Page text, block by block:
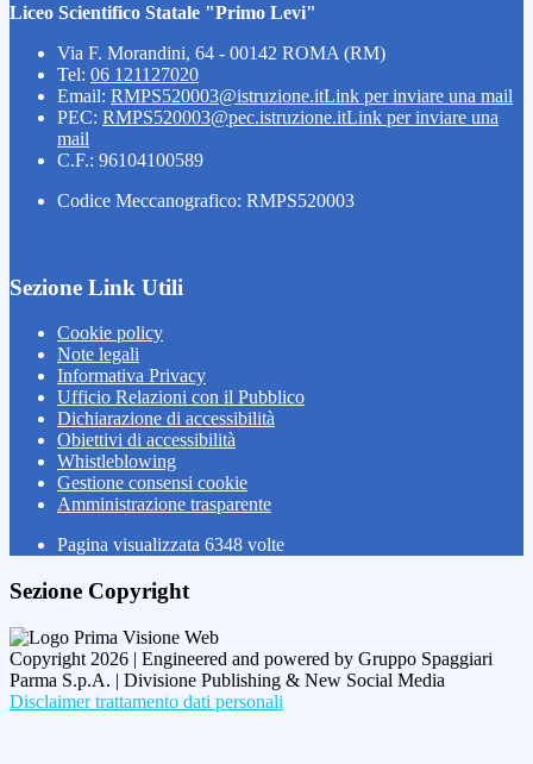
Liceo Scientifico Statale "Primo Levi"
Via F. Morandini, 64 - 00142 ROMA (RM)
Tel: 06 121127020
Email: RMPS520003@istruzione.itLink per inviare una mail
PEC: RMPS520003@pec.istruzione.itLink per inviare una
mail
C.F.: 96104100589
Codice Meccanografico: RMPS520003
Sezione Link Utili
Cookie policy
Note legali
Informativa Privacy
Ufficio Relazioni con il Pubblico
Dichiarazione di accessibilità
Obiettivi di accessibilità
Whistleblowing
Gestione consensi cookie
Amministrazione trasparente
Pagina visualizzata 6348 volte
Sezione Copyright
Copyright 2026 | Engineered and powered by Gruppo Spaggiari
Parma S.p.A. | Divisione Publishing & New Social Media
Disclaimer trattamento dati personali